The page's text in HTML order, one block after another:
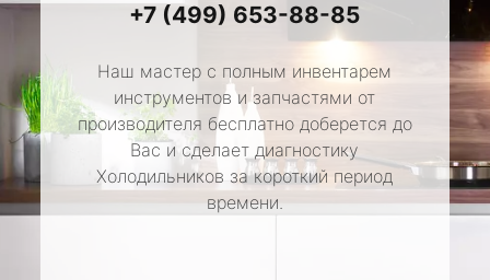
+7 (499) 653-88-85
Наш мастер с полным инвентарем
инструментов и запчастями от
производителя бесплатно доберется до
Вас и сделает диагностику
Холодильников за короткий период
времени.